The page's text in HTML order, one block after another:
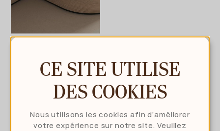
SHOWROOMS
CE SITE UTILISE
DES COOKIES
Nous utilisons les cookies afin d’améliorer
votre expérience sur notre site. Veuillez